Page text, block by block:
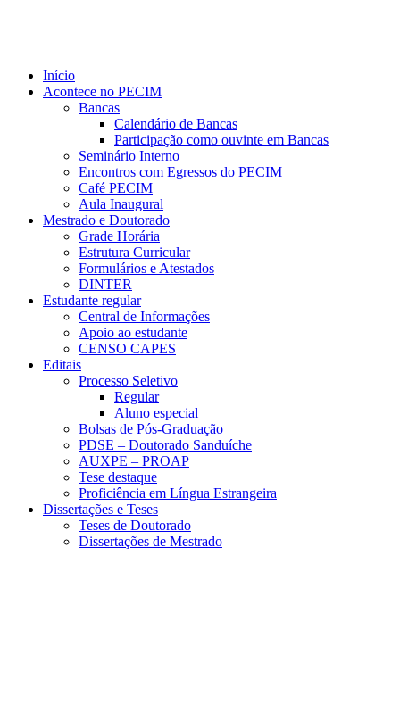
Início
Acontece no PECIM
Bancas
Calendário de Bancas
Participação como ouvinte em Bancas
Seminário Interno
Encontros com Egressos do PECIM
Café PECIM
Aula Inaugural
Mestrado e Doutorado
Grade Horária
Estrutura Curricular
Formulários e Atestados
DINTER
Estudante regular
Central de Informações
Apoio ao estudante
CENSO CAPES
Editais
Processo Seletivo
Regular
Aluno especial
Bolsas de Pós-Graduação
PDSE – Doutorado Sanduíche
AUXPE – PROAP
Tese destaque
Proficiência em Língua Estrangeira
Dissertações e Teses
Teses de Doutorado
Dissertações de Mestrado